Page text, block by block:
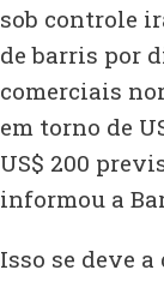
sob controle
de barris por
comerciais
em torno de
US$ 200
informou a
Isso se deve